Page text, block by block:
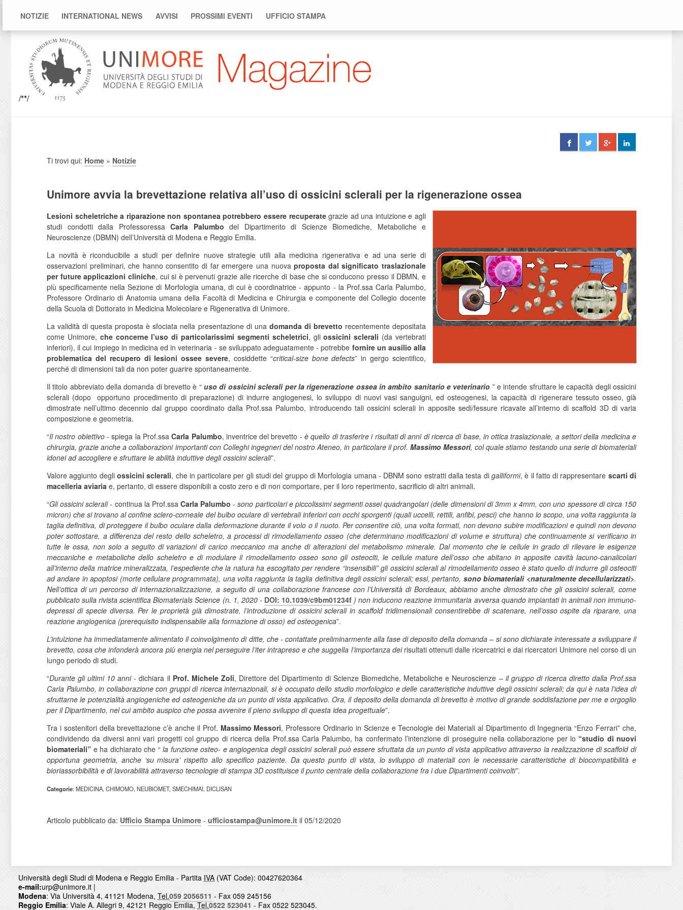
NOTIZIE INTERNATIONAL NEWS AVVISI PROSSIMI EVENTI UFFICIO STAMPA
/**/
Ti trovi qui: Home » Notizie
Unimore avvia la brevettazione relativa all’uso di ossicini sclerali per la rigenerazione ossea
Lesioni scheletriche a riparazione non spontanea potrebbero essere recuperategrazie ad una intuizione e agli
studi condotti dalla Professoressa Carla Palumbo del Dipartimento di Scienze Biomediche, Metaboliche e
Neuroscienze (DBMN) dell’Università di Modena e Reggio Emilia.
La novità è riconducibile a studi per definire nuove strategie utili alla medicina rigenerativa e ad una serie di
osservazioni preliminari, che hanno consentito di far emergere una nuovaproposta dal significato traslazionale
per future applicazioni cliniche, cui si è pervenuti grazie alle ricerche di base che si conducono presso il DBMN, e
più specificamente nella Sezione di Morfologia umana, di cui è coordinatrice - appunto - la Prof.ssa Carla Palumbo,
Professore Ordinario di Anatomia umana della Facoltà di Medicina e Chirurgia e componente del Collegio docente
della Scuola di Dottorato in Medicina Molecolare e Rigenerativa di Unimore.
La validità di questa proposta è sfociata nella presentazione di una domanda di brevetto recentemente depositata
come Unimore, che concerne l’uso di particolarissimi segmenti scheletrici, gliossicini sclerali (da vertebrati
inferiori), il cui impiego in medicina ed in veterinaria - se sviluppato adeguatamente - potrebbe fornire un ausilio alla
problematica del recupero di lesioni ossee severe, cosiddette “critical-size bone defects” in gergo scientifico,
perché di dimensioni tali da non poter guarire spontaneamente.
Il titolo abbreviato della domanda di brevetto è “ uso di ossicini sclerali per la rigenerazione ossea in ambito sanitario e veterinario ” e intende sfruttare le capacità degli ossicini
sclerali (dopo opportuno procedimento di preparazione) di indurre angiogenesi, lo sviluppo di nuovi vasi sanguigni, ed osteogenesi, la capacità di rigenerare tessuto osseo, già
dimostrate nell’ultimo decennio dal gruppo coordinato dalla Prof.ssa Palumbo, introducendo tali ossicini sclerali in apposite sedi/fessure ricavate all’interno di scaffold 3D di varia
composizione e geometria.
“Il nostro obiettivo - spiega la Prof.ssaCarla Palumbo, inventrice del brevetto - è quello di trasferire i risultati di anni di ricerca di base, in ottica traslazionale, a settori della medicina e
chirurgia, grazie anche a collaborazioni importanti con Colleghi ingegneri del nostro Ateneo, in particolare il prof. Massimo Messori, col quale stiamo testando una serie di biomateriali
idonei ad accogliere e sfruttare le abilità induttive degli ossicini sclerali”.
Valore aggiunto degli ossicini sclerali, che in particolare per gli studi del gruppo di Morfologia umana - DBNM sono estratti dalla testa di galliformi, è il fatto di rappresentare scarti di
macelleria aviaria e, pertanto, di essere disponibili a costo zero e di non comportare, per il loro reperimento, sacrificio di altri animali.
“Gli ossicini sclerali- continua la Prof.ssaCarla Palumbo - sono particolari e piccolissimi segmenti ossei quadrangolari (delle dimensioni di 3mm x 4mm, con uno spessore di circa 150
micron) che si trovano al confine sclero-corneale del bulbo oculare di vertebrali inferiori con occhi sporgenti (quali uccelli, rettili, anfibi, pesci) che hanno lo scopo, una volta raggiunta la
taglia definitiva, di proteggere il bulbo oculare dalla deformazione durante il volo o il nuoto. Per consentire ciò, una volta formati, non devono subire modificazioni e quindi non devono
poter sottostare, a differenza del resto dello scheletro, a processi di rimodellamento osseo (che determinano modificazioni di volume e struttura) che continuamente si verificano in
tutte le ossa, non solo a seguito di variazioni di carico meccanico ma anche di alterazioni del metabolismo minerale. Dal momento che le cellule in grado di rilevare le esigenze
meccaniche e metaboliche dello scheletro e di modulare il rimodellamento osseo sono gli osteociti, le cellule mature dell’osso che abitano in apposite cavità lacuno-canalicolari
all’interno della matrice mineralizzata, l’espediente che la natura ha escogitato per rendere “insensibili” gli ossicini sclerali al rimodellamento osseo è stato quello di indurre gli osteociti
ad andare in apoptosi (morte cellulare programmata), una volta raggiunta la taglia definitiva degli ossicini sclerali; essi, pertanto, sono biomateriali <naturalmente decellularizzati>.
Nell’ottica di un percorso di internazionalizzazione, a seguito di una collaborazione francese con l’Università di Bordeaux, abbiamo anche dimostrato che gli ossicini sclerali, come
pubblicato sulla rivista scientifica Biomaterials Science (n. 1, 2020 - DOI: 10.1039/c9bm01234f ) non inducono reazione immunitaria avversa quando impiantati in animali non immuno-
depressi di specie diversa. Per le proprietà già dimostrate, l’introduzione di ossicini sclerali in scaffold tridimensionali consentirebbe di scatenare, nell’osso ospite da riparare, una
reazione angiogenica (prerequisito indispensabile alla formazione di osso) ed osteogenica”.
L’intuizione ha immediatamente alimentato il coinvolgimento di ditte, che - contattate preliminarmente alla fase di deposito della domanda – si sono dichiarate interessate a sviluppare il
brevetto, cosa che infonderà ancora più energia nel perseguire l’iter intrapreso e che suggella l’importanza deirisultati ottenuti dalle ricercatrici e dai ricercatori Unimore nel corso di un
lungo periodo di studi.
“Durante gli ultimi 10 anni- dichiara il Prof. Michele Zoli, Direttore del Dipartimento di Scienze Biomediche, Metaboliche e Neuroscienze – il gruppo di ricerca diretto dalla Prof.ssa
Carla Palumbo, in collaborazione con gruppi di ricerca internazionali, si è occupato dello studio morfologico e delle caratteristiche induttive degli ossicini sclerali; da qui è nata l'idea di
sfruttarne le potenzialità angiogeniche ed osteogeniche da un punto di vista applicativo. Ora, il deposito della domanda di brevetto è motivo di grande soddisfazione per me e orgoglio
per il Dipartimento, nel cui ambito auspico che possa avvenire il pieno sviluppo di questa idea progettuale”.
Tra i sostenitori della brevettazione c’è anche il Prof. Massimo Messori, Professore Ordinario in Scienze e Tecnologie dei Materiali al Dipartimento di Ingegneria “Enzo Ferrari” che,
condividendo da diversi anni vari progetti col gruppo di ricerca della Prof.ssa Carla Palumbo, ha confermato l’intenzione di proseguire nella collaborazione per lo “studio di nuovi
biomateriali” e ha dichiarato che “la funzione osteo- e angiogenica degli ossicini sclerali può essere sfruttata da un punto di vista applicativo attraverso la realizzazione di scaffold di
opportuna geometria, anche ‘su misura’ rispetto allo specifico paziente. Da questo punto di vista, lo sviluppo di materiali con le necessarie caratteristiche di biocompatibilità e
bioriassorbibilità e di lavorabilità attraverso tecnologie di stampa 3D costituisce il punto centrale della collaborazione fra i due Dipartimenti coinvolti”.
Categorie: MEDICINA, CHIMOMO, NEUBIOMET, SMECHIMAI, DICLISAN
Articolo pubblicato da: Ufficio Stampa Unimore - ufficiostampa@unimore.it il 05/12/2020
Università degli Studi di Modena e Reggio Emilia - Partita IVA (VAT Code): 00427620364
e-mail:urp@unimore.it |
Modena: Via Università 4, 41121 Modena, Tel.059 2056511 - Fax 059 245156
Reggio Emilia: Viale A. Allegri 9, 42121 Reggio Emilia,Tel.0522 523041 - Fax 0522 523045.